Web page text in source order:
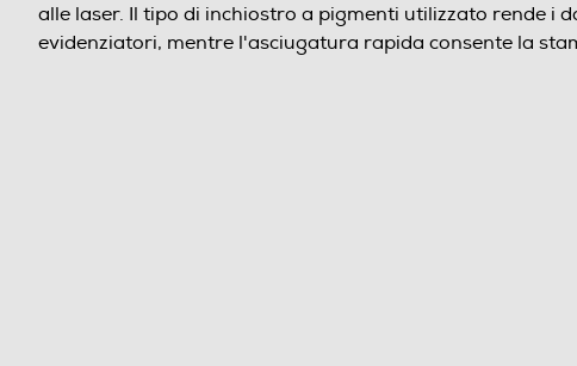
alle laser. Il tipo di inchiostro a pigmenti utilizzato rende i
evidenziatori, mentre l'asciugatura rapida consente la